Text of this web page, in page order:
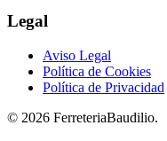
Legal
Aviso Legal
Política de Cookies
Política de Privacidad
© 2026 FerreteriaBaudilio.